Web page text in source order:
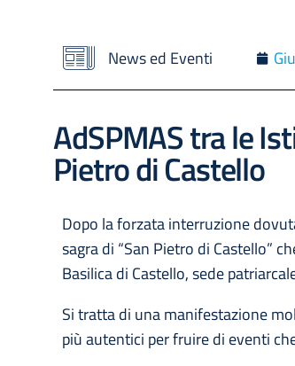
News ed Eventi
AdSPMAS tra le
Pietro di Castello
Dopo la forzata interruzione
sagra di “San Pietro di Castello”
Basilica di Castello, sede
Si tratta di una manifestazione
più autentici per fruire di eventi